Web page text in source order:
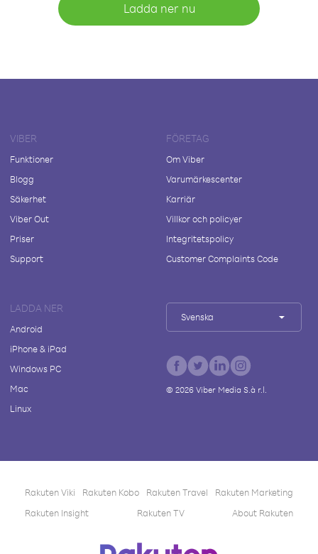
Ladda ner nu
VIBER
Funktioner
Blogg
Säkerhet
Viber Out
Priser
Support
FÖRETAG
Om Viber
Varumärkescenter
Karriär
Villkor och policyer
Integritetspolicy
Customer Complaints Code
LADDA NER
Android
iPhone & iPad
Windows PC
Mac
Linux
Svenska
© 2026Viber Media S.à r.l.
Rakuten Viki Rakuten Kobo Rakuten Travel
Rakuten Marketing
Rakuten Insight
Rakuten TV About Rakuten